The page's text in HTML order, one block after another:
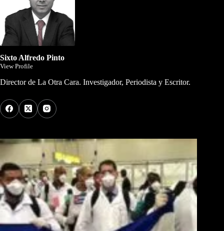
Sixto Alfredo Pinto
View Profile
Director de La Otra Cara. Investigador, Periodista y Escritor.